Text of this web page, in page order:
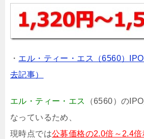
・ エル・ティー・エス（6560）
去記事）
エル・ティー・エス （6560）の
なっているため、
現時点では公募価格の2.0倍～2.4